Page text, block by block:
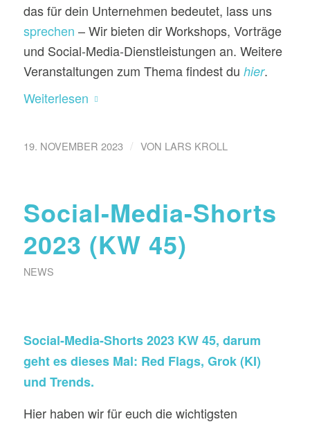
das für dein Unternehmen bedeutet, lass uns
sprechen – Wir bieten dir Workshops, Vorträge
und Social-Media-Dienstleistungen an. Weitere
Veranstaltungen zum Thema findest du hier.
Weiterlesen
19. NOVEMBER 2023 / VON LARS KROLL
Social-Media-Shorts
2023 (KW 45)
NEWS
Social-Media-Shorts 2023 KW 45, darum
geht es dieses Mal: Red Flags, Grok (KI)
und Trends.
Hier haben wir für euch die wichtigsten